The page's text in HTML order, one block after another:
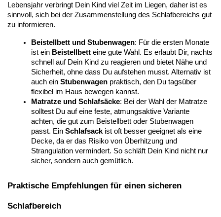
Lebensjahr verbringt Dein Kind viel Zeit im Liegen, daher ist es
sinnvoll, sich bei der Zusammenstellung des Schlafbereichs gut
zu informieren.
Beistellbett und Stubenwagen: Für die ersten Monate
ist ein Beistellbett eine gute Wahl. Es erlaubt Dir, nachts
schnell auf Dein Kind zu reagieren und bietet Nähe und
Sicherheit, ohne dass Du aufstehen musst. Alternativ ist
auch ein Stubenwagen praktisch, den Du tagsüber
flexibel im Haus bewegen kannst.
Matratze und Schlafsäcke: Bei der Wahl der Matratze
solltest Du auf eine feste, atmungsaktive Variante
achten, die gut zum Beistellbett oder Stubenwagen
passt. Ein Schlafsack ist oft besser geeignet als eine
Decke, da er das Risiko von Überhitzung und
Strangulation vermindert. So schläft Dein Kind nicht nur
sicher, sondern auch gemütlich.
Praktische Empfehlungen für einen sicheren
Schlafbereich